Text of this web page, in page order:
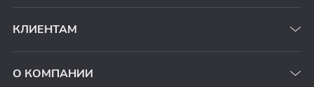
КЛИЕНТАМ
О КОМПАНИИ